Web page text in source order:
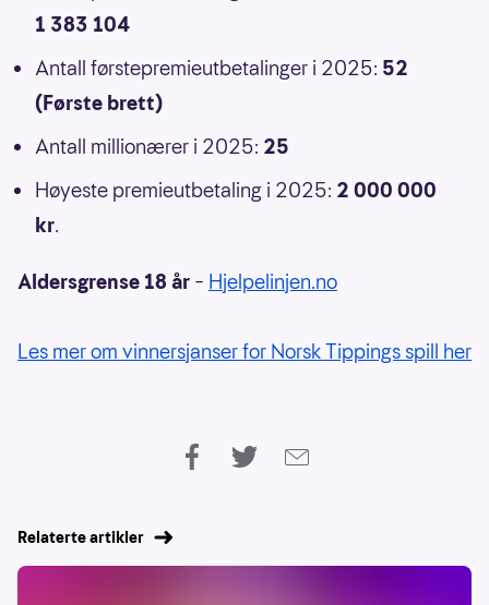
1 383 104
Antall førstepremieutbetalinger i 2025: 52
(Første brett)
Antall millionærer i 2025: 25
Høyeste premieutbetaling i 2025: 2 000 000
kr.
Aldersgrense 18 år – Hjelpelinjen.no
Les mer om vinnersjanser for Norsk Tippings spill her
Relaterte artikler